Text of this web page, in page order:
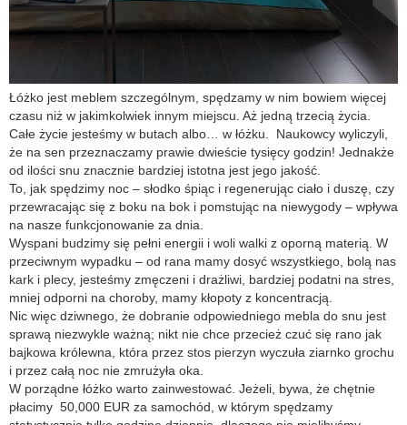
Łóżko jest meblem szczególnym, spędzamy w nim bowiem więcej
czasu niż w jakimkolwiek innym miejscu. Aż jedną trzecią życia.
Całe życie jesteśmy w butach albo… w łóżku. Naukowcy wyliczyli,
że na sen przeznaczamy prawie dwieście tysięcy godzin! Jednakże
od ilości snu znacznie bardziej istotna jest jego jakość.
To, jak spędzimy noc – słodko śpiąc i regenerując ciało i duszę, czy
przewracając się z boku na bok i pomstując na niewygody – wpływa
na nasze funkcjonowanie za dnia.
Wyspani budzimy się pełni energii i woli walki z oporną materią. W
przeciwnym wypadku – od rana mamy dosyć wszystkiego, bolą nas
kark i plecy, jesteśmy zmęczeni i drażliwi, bardziej podatni na stres,
mniej odporni na choroby, mamy kłopoty z koncentracją.
Nic więc dziwnego, że dobranie odpowiedniego mebla do snu jest
sprawą niezwykle ważną; nikt nie chce przecież czuć się rano jak
bajkowa królewna, która przez stos pierzyn wyczuła ziarnko grochu
i przez całą noc nie zmrużyła oka.
W porządne łóżko warto zainwestować. Jeżeli, bywa, że chętnie
płacimy 50,000 EUR za samochód, w którym spędzamy